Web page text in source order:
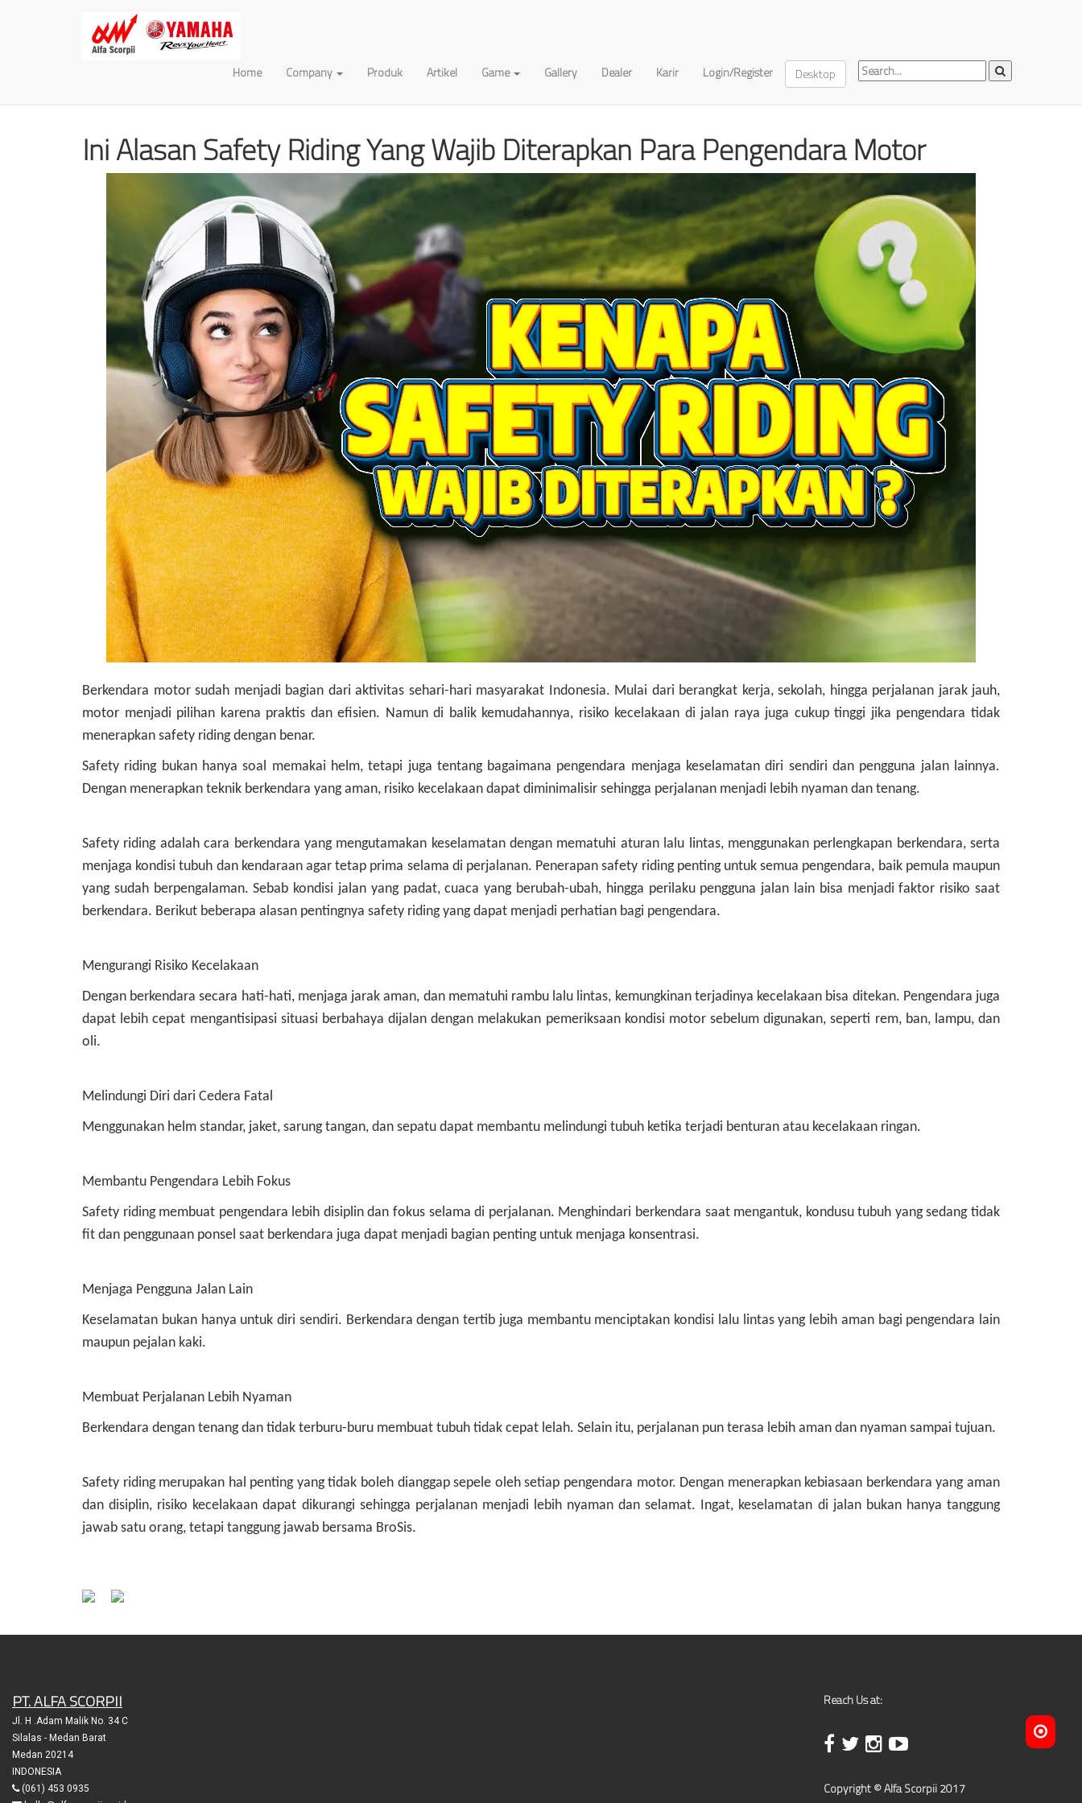
Home Company Produk Artikel Game Gallery Dealer Karir Login/Register
Ini Alasan Safety Riding Yang Wajib Diterapkan Para Pengendara Motor
Berkendara motor sudah menjadi bagian dari aktivitas sehari-hari masyarakat Indonesia. Mulai dari berangkat kerja, sekolah, hingga perjalanan jarak jauh,
motor menjadi pilihan karena praktis dan efisien. Namun di balik kemudahannya, risiko kecelakaan di jalan raya juga cukup tinggi jika pengendara tidak
menerapkan safety riding dengan benar.
Safety riding bukan hanya soal memakai helm, tetapi juga tentang bagaimana pengendara menjaga keselamatan diri sendiri dan pengguna jalan lainnya.
Dengan menerapkan teknik berkendara yang aman, risiko kecelakaan dapat diminimalisir sehingga perjalanan menjadi lebih nyaman dan tenang.
Safety riding adalah cara berkendara yang mengutamakan keselamatan dengan mematuhi aturan lalu lintas, menggunakan perlengkapan berkendara, serta
menjaga kondisi tubuh dan kendaraan agar tetap prima selama di perjalanan. Penerapan safety riding penting untuk semua pengendara, baik pemula maupun
yang sudah berpengalaman. Sebab kondisi jalan yang padat, cuaca yang berubah-ubah, hingga perilaku pengguna jalan lain bisa menjadi faktor risiko saat
berkendara. Berikut beberapa alasan pentingnya safety riding yang dapat menjadi perhatian bagi pengendara.
Mengurangi Risiko Kecelakaan
Dengan berkendara secara hati-hati, menjaga jarak aman, dan mematuhi rambu lalu lintas, kemungkinan terjadinya kecelakaan bisa ditekan. Pengendara juga
dapat lebih cepat mengantisipasi situasi berbahaya dijalan dengan melakukan pemeriksaan kondisi motor sebelum digunakan, seperti rem, ban, lampu, dan
oli.
Melindungi Diri dari Cedera Fatal
Menggunakan helm standar, jaket, sarung tangan, dan sepatu dapat membantu melindungi tubuh ketika terjadi benturan atau kecelakaan ringan.
Membantu Pengendara Lebih Fokus
Safety riding membuat pengendara lebih disiplin dan fokus selama di perjalanan. Menghindari berkendara saat mengantuk, kondusu tubuh yang sedang tidak
fit dan penggunaan ponsel saat berkendara juga dapat menjadi bagian penting untuk menjaga konsentrasi.
Menjaga Pengguna Jalan Lain
Keselamatan bukan hanya untuk diri sendiri. Berkendara dengan tertib juga membantu menciptakan kondisi lalu lintas yang lebih aman bagi pengendara lain
maupun pejalan kaki.
Membuat Perjalanan Lebih Nyaman
Berkendara dengan tenang dan tidak terburu-buru membuat tubuh tidak cepat lelah. Selain itu, perjalanan pun terasa lebih aman dan nyaman sampai tujuan.
Safety riding merupakan hal penting yang tidak boleh dianggap sepele oleh setiap pengendara motor. Dengan menerapkan kebiasaan berkendara yang aman
dan disiplin, risiko kecelakaan dapat dikurangi sehingga perjalanan menjadi lebih nyaman dan selamat. Ingat, keselamatan di jalan bukan hanya tanggung
jawab satu orang, tetapi tanggung jawab bersama BroSis.
PT. ALFA SCORPII
Jl. H .Adam Malik No. 34 C
Silalas - Medan Barat
Medan 20214
INDONESIA
(061) 453 0935
Reach Us at:
Copyright © Alfa Scorpii 2017